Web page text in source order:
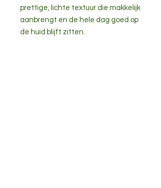
prettige, lichte textuur die makkelijk
aanbrengt en de hele dag goed op
de huid blijft zitten.